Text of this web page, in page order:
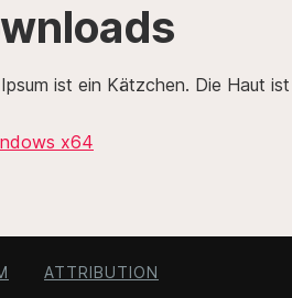
ist ein Kätzchen. Die Haut
x64
ATTRIBUTION